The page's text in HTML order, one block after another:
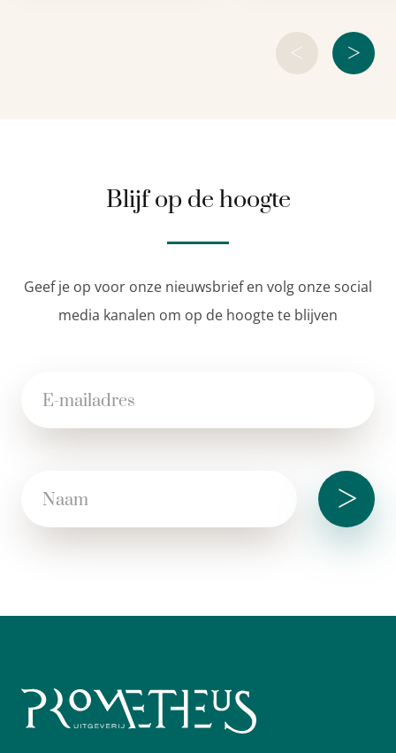
< >
Blijf op de hoogte
Geef je op voor onze nieuwsbrief en volg onze social
media kanalen om op de hoogte te blijven
>